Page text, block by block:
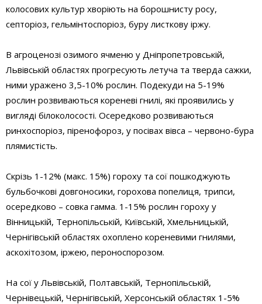
колосових культур хворіють на борошнисту росу,
септоріоз, гельмінтоспоріоз, буру листкову іржу.
В агроценозі озимого ячменю у Дніпропетровській,
Львівській областях прогресують летуча та тверда сажки,
ними уражено 3,5-10% рослин. Подекуди на 5-19%
рослин розвиваються кореневі гнилі, які проявились у
вигляді білоколосості. Осередково розвиваються
ринхоспоріоз, піренофороз, у посівах вівса – червоно-бура
плямистість.
Скрізь 1-12% (макс. 15%) гороху та сої пошкоджують
бульбочкові довгоносики, горохова попелиця, трипси,
осередково – совка гамма. 1-15% рослин гороху у
Вінницькій, Тернопільській, Київській, Хмельницькій,
Чернігівській областях охоплено кореневими гнилями,
аскохітозом, іржею, пероноспорозом.
На сої у Львівській, Полтавській, Тернопільській,
Чернівецькій, Чернігівській, Херсонській областях 1-5%